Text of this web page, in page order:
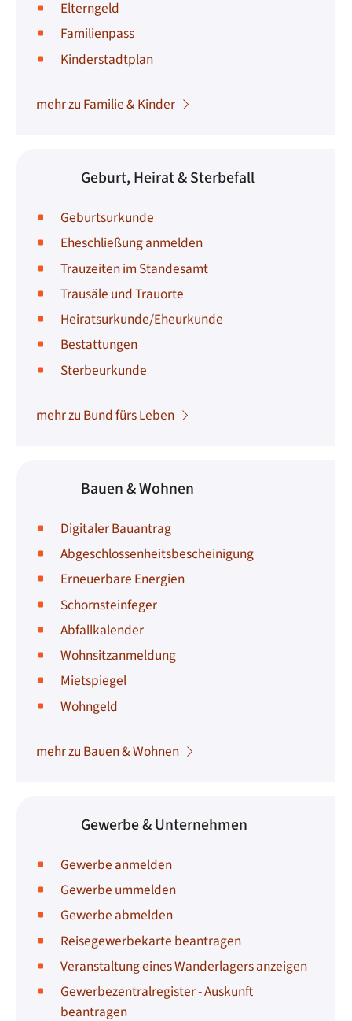
Elterngeld
Familienpass
Kinderstadtplan
mehr zu Familie & Kinder
Geburt, Heirat & Sterbefall
Geburtsurkunde
Eheschließung anmelden
Trauzeiten im Standesamt
Trausäle und Trauorte
Heiratsurkunde/Eheurkunde
Bestattungen
Sterbeurkunde
mehr zu Bund fürs Leben
Bauen & Wohnen
Digitaler Bauantrag
Abgeschlossenheitsbescheinigung
Erneuerbare Energien
Schornsteinfeger
Abfallkalender
Wohnsitzanmeldung
Mietspiegel
Wohngeld
mehr zu Bauen & Wohnen
Gewerbe & Unternehmen
Gewerbe anmelden
Gewerbe ummelden
Gewerbe abmelden
Reisegewerbekarte beantragen
Veranstaltung eines Wanderlagers anzeigen
Gewerbezentralregister - Auskunft
beantragen